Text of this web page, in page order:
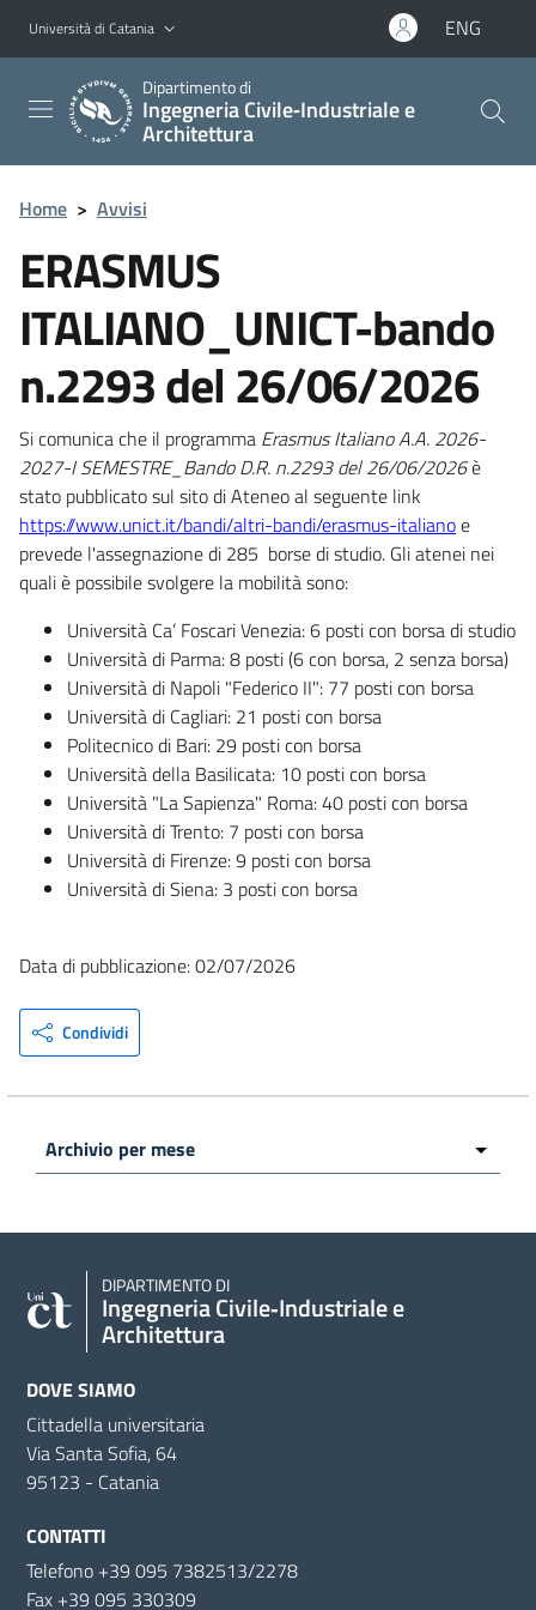
Vai al contenuto principale
Vai al menu di navigazione
Università di Catania ENG
Dipartimento di
Ingegneria Civile‑Industriale e
Architettura
Home > Avvisi
ERASMUS
ITALIANO_UNICT-bando
n.2293 del 26/06/2026
Si comunica che il programma Erasmus Italiano A.A. 2026-
2027-I SEMESTRE_Bando D.R. n.2293 del 26/06/2026è
stato pubblicato sul sito di Ateneo al seguente link
https://www.unict.it/bandi/altri-bandi/erasmus-italianoe
prevede l'assegnazione di 285 borse di studio. Gli atenei nei
quali è possibile svolgere la mobilità sono:
Università Ca’ Foscari Venezia: 6 posti con borsa di studio
Università di Parma: 8 posti (6 con borsa, 2 senza borsa)
Università di Napoli "Federico II": 77 posti con borsa
Università di Cagliari: 21 posti con borsa
Politecnico di Bari: 29 posti con borsa
Università della Basilicata: 10 posti con borsa
Università "La Sapienza" Roma: 40 posti con borsa
Università di Trento: 7 posti con borsa
Università di Firenze: 9 posti con borsa
Università di Siena: 3 posti con borsa
Data di pubblicazione: 02/07/2026
Condividi
DIPARTIMENTO DI
Ingegneria Civile‑Industriale e
Architettura
DOVE SIAMO
Cittadella universitaria
Via Santa Sofia, 64
95123 - Catania
CONTATTI
Telefono +39 095 7382513/2278
Fax +39 095 330309